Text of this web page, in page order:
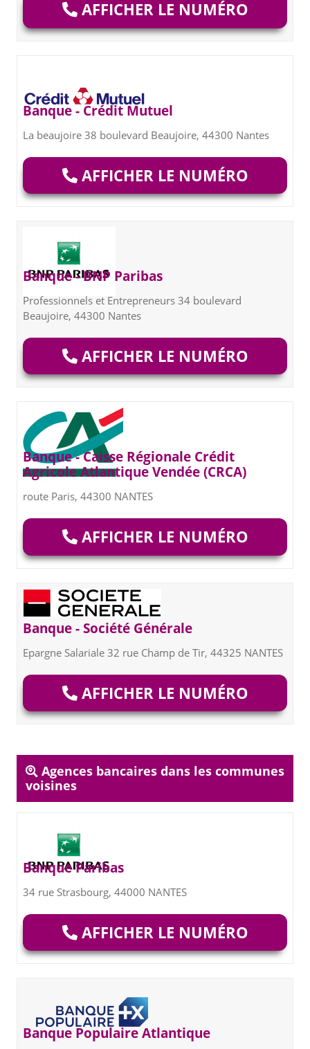
AFFICHER LE NUMÉRO
Banque - Crédit Mutuel
La beaujoire 38 boulevard Beaujoire, 44300 Nantes
AFFICHER LE NUMÉRO
Banque - BNP Paribas
Professionnels et Entrepreneurs 34 boulevard
Beaujoire, 44300 Nantes
AFFICHER LE NUMÉRO
Banque - Caisse Régionale Crédit
Agricole Atlantique Vendée (CRCA)
route Paris, 44300 NANTES
AFFICHER LE NUMÉRO
Banque - Société Générale
Epargne Salariale 32 rue Champ de Tir, 44325 NANTES
AFFICHER LE NUMÉRO
Agences bancaires dans les communes
voisines
Banque Paribas
34 rue Strasbourg, 44000 NANTES
AFFICHER LE NUMÉRO
Banque Populaire Atlantique